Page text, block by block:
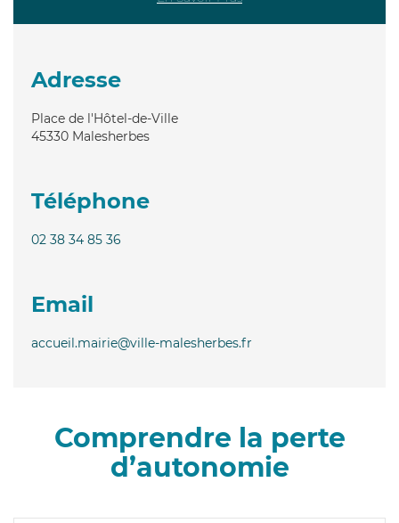
Adresse
Place de l'Hôtel-de-Ville
45330 Malesherbes
Téléphone
02 38 34 85 36
Email
accueil.mairie@ville-malesherbes.fr
Comprendre la perte
d’autonomie